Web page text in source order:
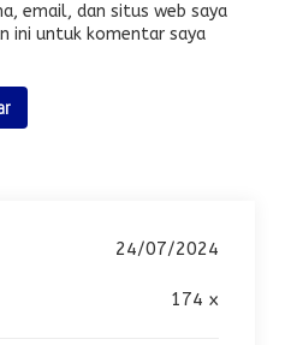
email, dan situs web saya
ini untuk komentar saya
24/07/2024
174 x